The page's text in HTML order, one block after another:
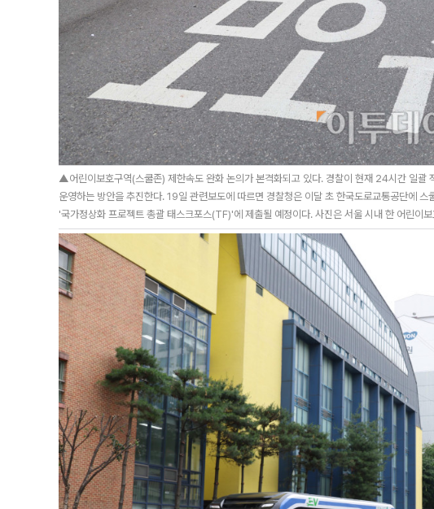
▲어린이보호구역(스쿨존) 제한속도 완화 논의가 본격화되고 있다. 경찰이 현재 24시간 일
운영하는 방안을 추진한다. 19일 관련보도에 따르면 경찰청은 이달 초 한국도로교통공단에
'국가정상화 프로젝트 총괄 태스크포스(TF)'에 제출될 예정이다. 사진은 서울 시내 한 어린